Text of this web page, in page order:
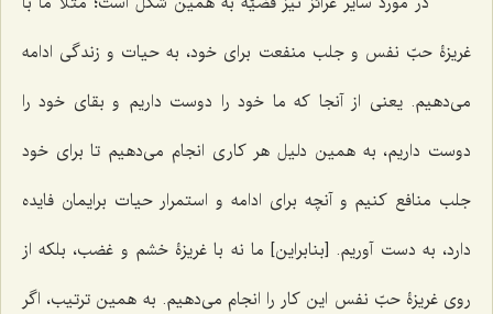
غریزۀ حبّ نفس و جلب منفعت برای خود، به حیات و زندگی ادامه
می‌دهیم. یعنی از آنجا که ما خود را دوست داریم و بقای خود را
دوست داریم، به همین دلیل هر کاری انجام می‌دهیم تا برای خود
جلب منافع کنیم و آنچه برای ادامه و استمرار حیات برایمان فایده
دارد، به دست آوریم. [بنابراین] ما نه با غریزۀ خشم و غضب، بلکه از
روی غریزۀ حبّ نفس این کار را انجام می‌دهیم. به همین ترتیب، اگر